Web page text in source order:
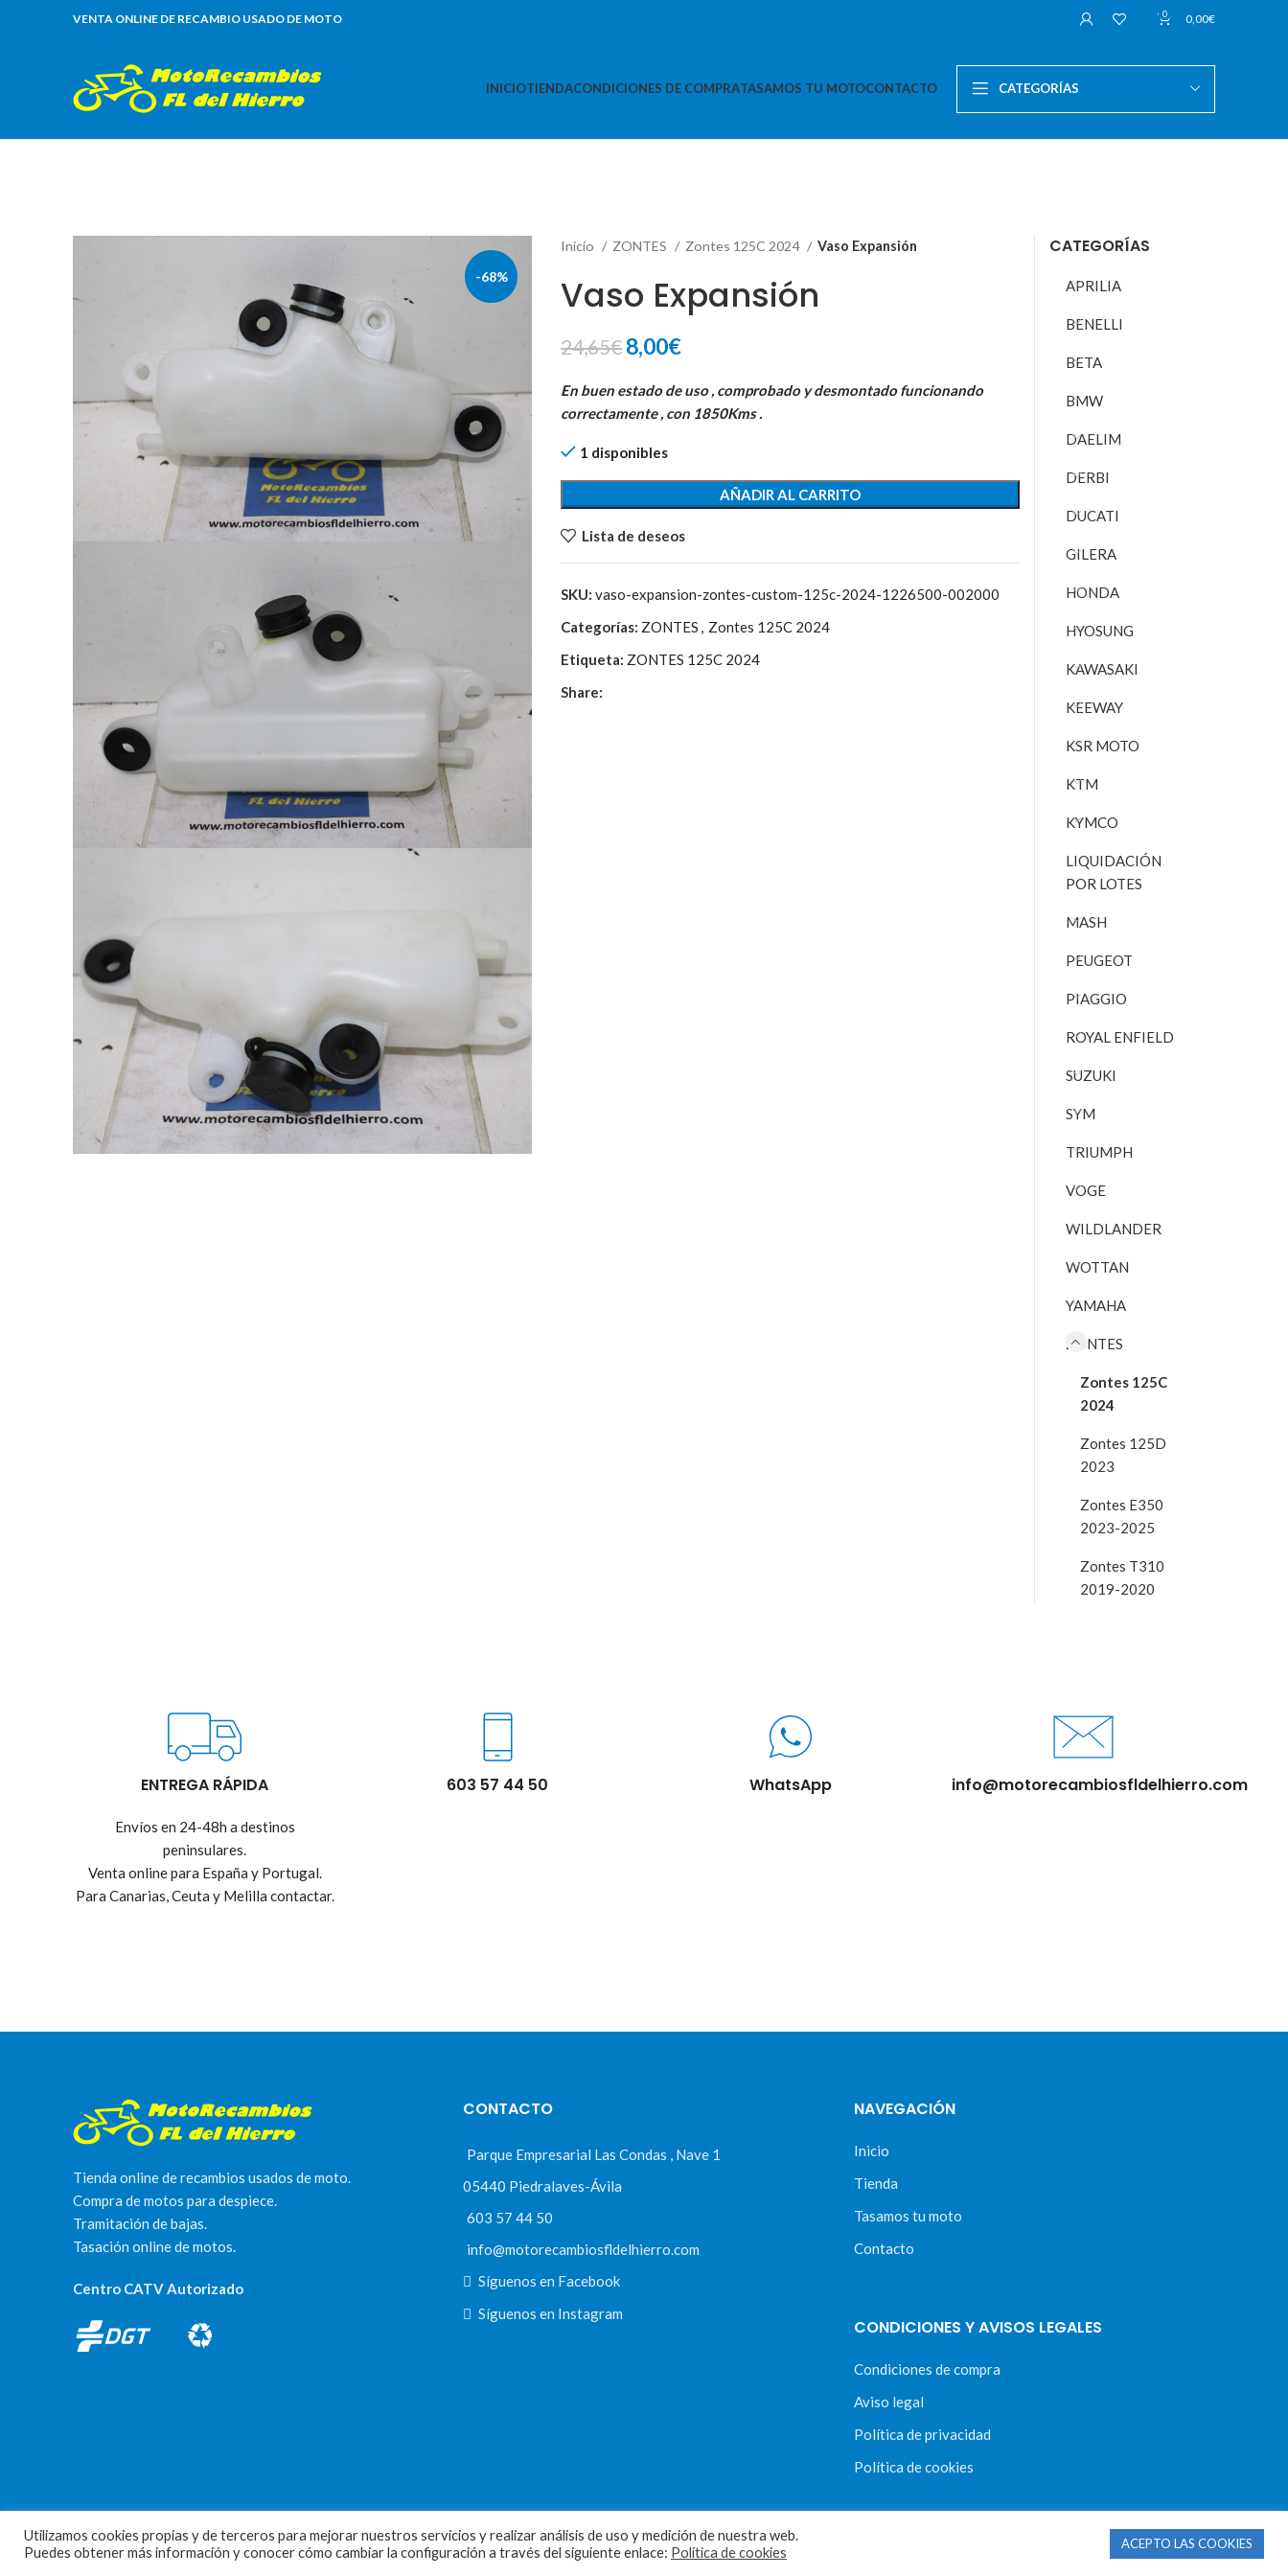
VENTA ONLINE DE RECAMBIO USADO DE MOTO 0 0,00€
INICIOTIENDACONDICIONES DE COMPRATASAMOS TU MOTOCONTACTO CATEGORÍAS
-68%
Inicio ZONTES Zontes 125C 2024 Vaso Expansión
Vaso Expansión
24,65€ El
original
era:
24,65€.
8,00€El
actual
es:
En buen estado de uso , comprobado y desmontado funcionando
correctamente , con 1850Kms .
1 disponibles
AÑADIR AL CARRITO
Lista de deseos
SKU:vaso-expansion-zontes-custom-125c-2024-1226500-002000
Categorías: ZONTES , Zontes 125C 2024
Etiqueta: ZONTES 125C 2024
Share:
CATEGORÍAS
APRILIA
BENELLI
BETA
BMW
DAELIM
DERBI
DUCATI
GILERA
HONDA
HYOSUNG
KAWASAKI
KEEWAY
KSR MOTO
KTM
KYMCO
LIQUIDACIÓN
POR LOTES
MASH
PEUGEOT
PIAGGIO
ROYAL ENFIELD
SUZUKI
SYM
TRIUMPH
VOGE
WILDLANDER
WOTTAN
YAMAHA
ZONTES
Zontes 125C
2024
Zontes 125D
2023
Zontes E350
2023-2025
Zontes T310
2019-2020
ENTREGA RÁPIDA
Envíos en 24-48h a destinos
peninsulares.
Venta online para España y Portugal.
Para Canarias, Ceuta y Melilla contactar.
603 57 44 50 WhatsApp info@motorecambiosfldelhierro.com
Tienda online de recambios usados de moto.
Compra de motos para despiece.
Tramitación de bajas.
Tasación online de motos.
Centro CATV Autorizado
CONTACTO
Parque Empresarial Las Condas , Nave 1
05440 Piedralaves-Ávila
603 57 44 50
info@motorecambiosfldelhierro.com
Síguenos en Facebook
Síguenos en Instagram
NAVEGACIÓN
Inicio
Tienda
Tasamos tu moto
Contacto
CONDICIONES Y AVISOS LEGALES
Condiciones de compra
Aviso legal
Política de privacidad
Política de cookies
MOTORECAMBIOS FL DEL HIERRO| DISEÑO WEBHARRY SOUL
Utilizamos cookies propias y de terceros para mejorar nuestros servicios y realizar análisis de uso y medición de nuestra web.
Puedes obtener más información y conocer cómo cambiar la configuración a través del siguiente enlace: Política de cookies
ACEPTO LAS COOKIES